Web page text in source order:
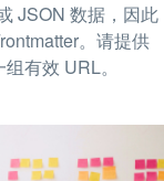
JSON 数据，因此
。请提供
有效 URL。